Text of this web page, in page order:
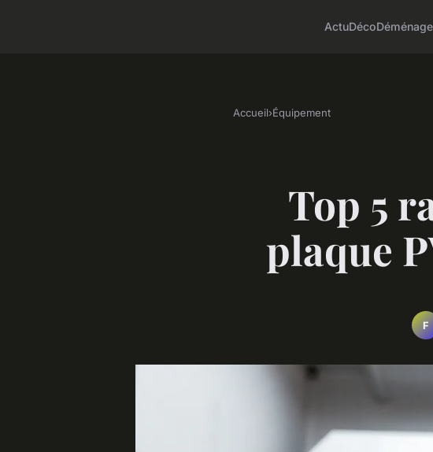
ActuDéco
Accueil›Équipement
Top 5
plaque
F